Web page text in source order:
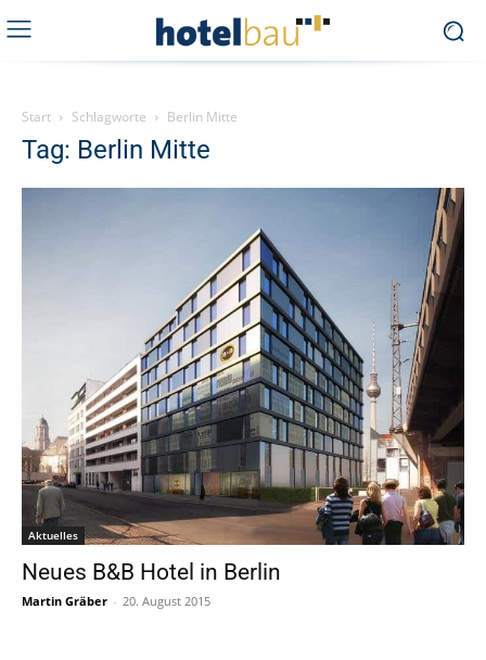
Start Schlagworte Berlin Mitte
Tag: Berlin Mitte
Aktuelles
Neues B&B Hotel in Berlin
Martin Gräber - 20. August 2015